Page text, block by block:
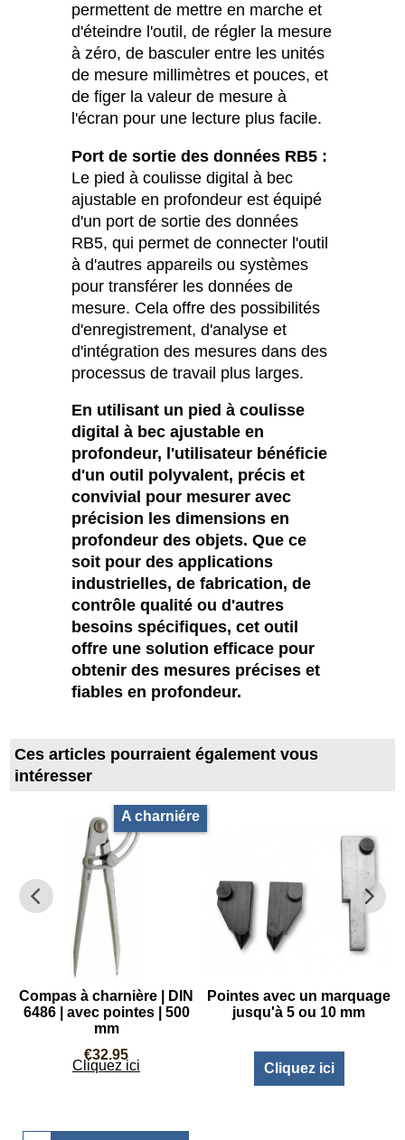
permettent de mettre en marche et
d'éteindre l'outil, de régler la mesure
à zéro, de basculer entre les unités
de mesure millimètres et pouces, et
de figer la valeur de mesure à
l'écran pour une lecture plus facile.
Port de sortie des données RB5 :
Le pied à coulisse digital à bec
ajustable en profondeur est équipé
d'un port de sortie des données
RB5, qui permet de connecter l'outil
à d'autres appareils ou systèmes
pour transférer les données de
mesure. Cela offre des possibilités
d'enregistrement, d'analyse et
d'intégration des mesures dans des
processus de travail plus larges.
En utilisant un pied à coulisse
digital à bec ajustable en
profondeur, l'utilisateur bénéficie
d'un outil polyvalent, précis et
convivial pour mesurer avec
précision les dimensions en
profondeur des objets. Que ce
soit pour des applications
industrielles, de fabrication, de
contrôle qualité ou d'autres
besoins spécifiques, cet outil
offre une solution efficace pour
obtenir des mesures précises et
fiables en profondeur.
Ces articles pourraient également vous
intéresser
A charniére
Compas à charnière | DIN
6486 | avec pointes | 500
mm
€32.95
Cliquez ici
Pointes avec un marquage
jusqu'à 5 ou 10 mm
Cliquez ici